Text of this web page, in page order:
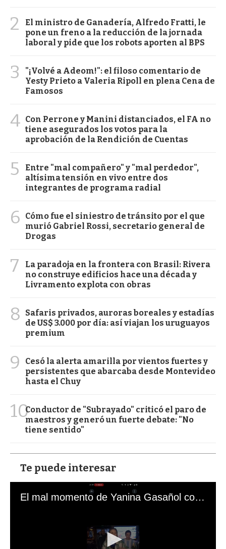
2
El ministro de Ganadería, Alfredo Fratti, le
pone un freno a la reducción de la jornada
laboral y pide que los robots aporten al BPS
3
"¡Volvé a Adeom!": el filoso comentario de
Yesty Prieto a Valeria Ripoll en plena Cena de
Famosos
4 Con Perrone y Manini distanciados, el FA no
tiene asegurados los votos para la
aprobación de la Rendición de Cuentas
5
Entre "mal compañero" y "mal perdedor",
altísima tensión en vivo entre dos
integrantes de programa radial
6
Cómo fue el siniestro de tránsito por el que
murió Gabriel Rossi, secretario general de
Drogas
7
La paradoja en la frontera con Brasil: Rivera
no construye edificios hace una década y
Livramento explota con obras
8
Safaris privados, auroras boreales y estadías
de US$ 3.000 por día: así viajan los uruguayos
premium
9
Cesó la alerta amarilla por vientos fuertes y
persistentes que abarcaba desde Montevideo
hasta el Chuy
10Conductor de "Subrayado" criticó el paro de
maestros y generó un fuerte debate: "No
tiene sentido"
Te puede interesar
El mal momento de Yanina Gasañol con un hincha argentino en "Subrayado"